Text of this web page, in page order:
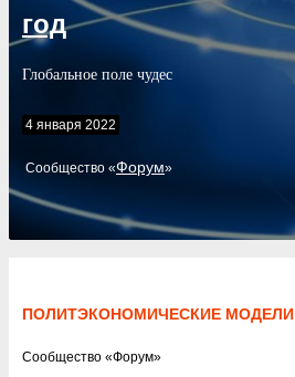
Cообщество «Форум»
год
Глобальное поле чудес
4 января 2022
ПОЛИТЭКОНОМИЧЕСКИЕ МОДЕЛИ
Cообщество «Форум»